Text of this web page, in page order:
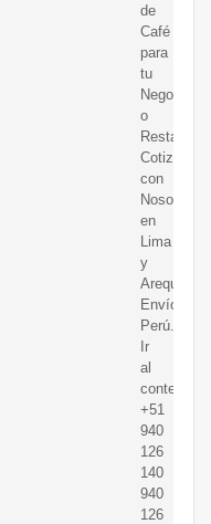
de
Café
para
tu
Negocio
o
Cotiza
con
Nosotros
en
Lima
y
Arequipa.
Envíos
Perú.
Ir
al
contenido
+51
940
126
140
940
126